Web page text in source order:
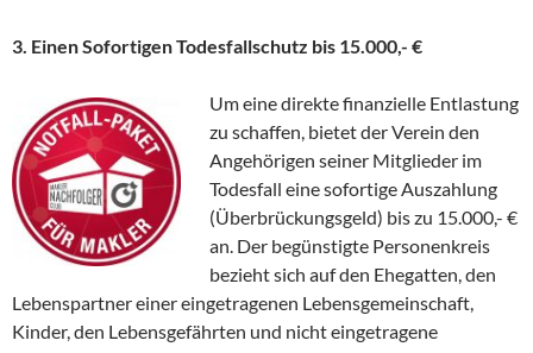
3. Einen Sofortigen Todesfallschutz bis 15.000,- €
Um eine direkte finanzielle Entlastung
zu schaffen, bietet der Verein den
Angehörigen seiner Mitglieder im
Todesfall eine sofortige Auszahlung
(Überbrückungsgeld) bis zu 15.000,- €
an. Der begünstigte Personenkreis
bezieht sich auf den Ehegatten, den
Lebenspartner einer eingetragenen Lebensgemeinschaft,
Kinder, den Lebensgefährten und nicht eingetragene